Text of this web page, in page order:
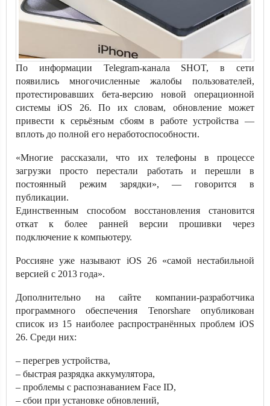
По информации Telegram-канала SHOT, в сети
появились многочисленные жалобы пользователей,
протестировавших бета-версию новой операционной
системы iOS 26. По их словам, обновление может
привести к серьёзным сбоям в работе устройства —
вплоть до полной его неработоспособности.
«Многие рассказали, что их телефоны в процессе
загрузки просто перестали работать и перешли в
постоянный режим зарядки», — говорится в
публикации.
Единственным способом восстановления становится
откат к более ранней версии прошивки через
подключение к компьютеру.
Россияне уже называют iOS 26 «самой нестабильной
версией с 2013 года».
Дополнительно на сайте компании-разработчика
программного обеспечения Tenorshare опубликован
список из 15 наиболее распространённых проблем iOS
26. Среди них:
– перегрев устройства,
– быстрая разрядка аккумулятора,
– проблемы с распознаванием Face ID,
– сбои при установке обновлений,